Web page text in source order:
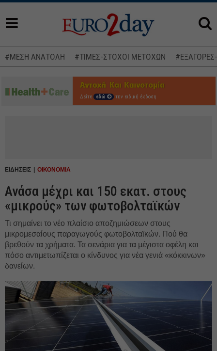
#ΜΕΣΗ ΑΝΑΤΟΛΗ #ΤΙΜΕΣ-ΣΤΟΧΟΙ ΜΕΤΟΧΩΝ
Δείτε εδώ την ειδική έκδοση
ΕΙΔΗΣΕΙΣ ΟΙΚΟΝΟΜΙΑ
Ανάσα μέχρι και 150 εκατ. στους
«μικρούς» των φωτοβολταϊκών
Τι σημαίνει το νέο πλαίσιο αποζημιώσεων στους
μικρομεσαίους παραγωγούς φωτοβολταϊκών. Πού θα
βρεθούν τα χρήματα. Τα σενάρια για τα μέγιστα οφέλη και
πόσο αντιμετωπίζεται ο κίνδυνος για νέα γενιά «κόκκινων»
δανείων.